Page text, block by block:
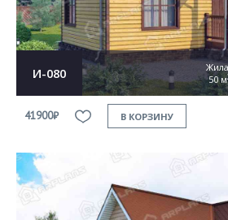
И-080
50 м
41900₽ В КОРЗИНУ